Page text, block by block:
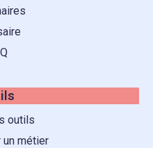
outils
un métier